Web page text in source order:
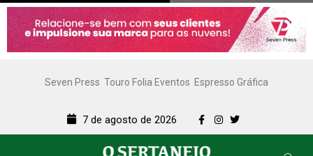
Seven Press Touro Folia Eventos Espresso Gráfica
7 de agosto de 2026